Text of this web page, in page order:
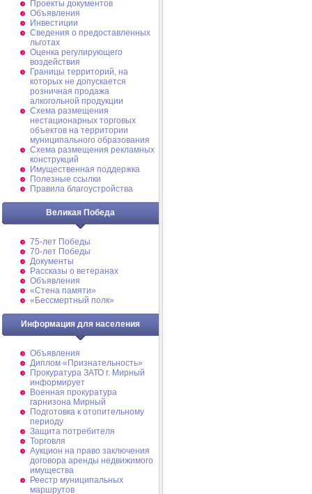
Проекты документов
Объявления
Инвестиции
Сведения о предоставленных
льготах
Оценка регулирующего
воздействия
Границы территорий, на
которых не допускается
розничная продажа
алкогольной продукции
Схема размещения
нестационарных торговых
объектов на территории
муниципального образования
Схема размещения рекламных
конструкций
Имущественная поддержка
Полезные ссылки
Правила благоустройства
Великая Победа
75-лет Победы
70-лет Победы
Документы
Рассказы о ветеранах
Объявления
«Стена памяти»
«Бессмертный полк»
Информация для населения
Объявления
Диплом «Признательность»
Прокуратура ЗАТО г. Мирный
информирует
Военная прокуратура
гарнизона Мирный
Подготовка к отопительному
периоду
Защита потребителя
Торговля
Аукцион на право заключения
договора аренды недвижимого
имущества
Реестр муниципальных
маршрутов